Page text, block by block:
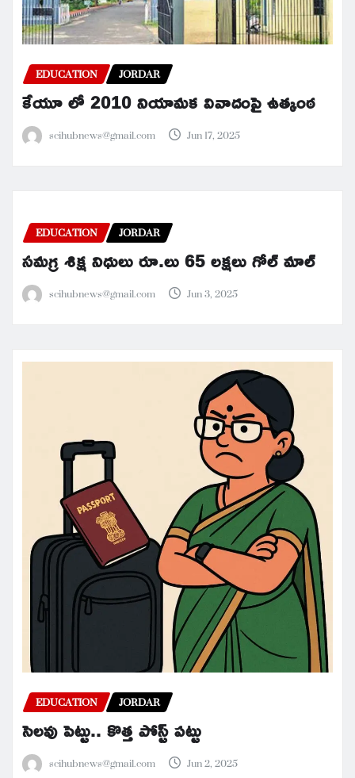
EDUCATION JORDAR
కేయూ లో 2010 నియామక వివాదంపై ఉత్కంఠ
scihubnews@gmail.com Jun 17, 2025
EDUCATION JORDAR
సమగ్ర శిక్ష నిధులు రూ.లు 65 లక్షలు గోల్ మాల్
scihubnews@gmail.com Jun 3, 2025
EDUCATION JORDAR
సెలవు పెట్టు.. కొత్త పోస్ట్ పట్టు
scihubnews@gmail.com Jun 2, 2025